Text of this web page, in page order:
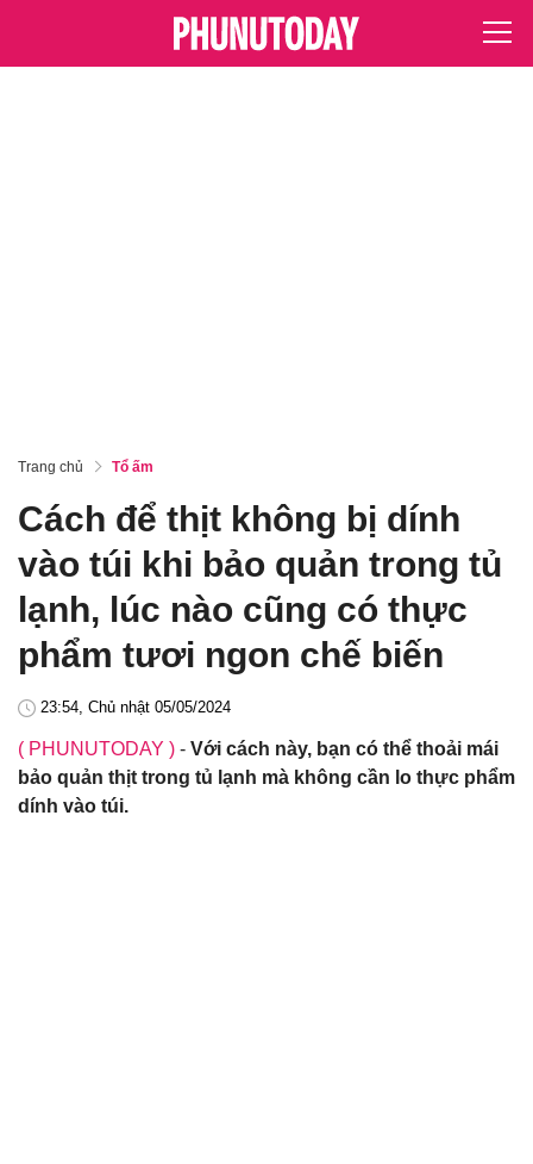
Trang chủ Tổ ấm
Cách để thịt không bị dính
vào túi khi bảo quản trong tủ
lạnh, lúc nào cũng có thực
phẩm tươi ngon chế biến
23:54, Chủ nhật 05/05/2024
( PHUNUTODAY ) - Với cách này, bạn có thể thoải mái
bảo quản thịt trong tủ lạnh mà không cần lo thực phẩm
dính vào túi.